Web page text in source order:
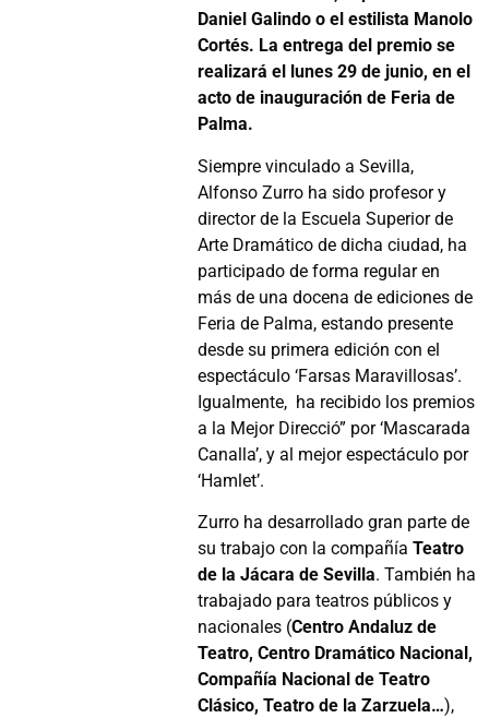
Daniel Galindo o el estilista Manolo
Cortés. La entrega del premio se
realizará el lunes 29 de junio, en el
acto de inauguración de Feria de
Palma.
Siempre vinculado a Sevilla,
Alfonso Zurro ha sido profesor y
director de la Escuela Superior de
Arte Dramático de dicha ciudad, ha
participado de forma regular en
más de una docena de ediciones de
Feria de Palma, estando presente
desde su primera edición con el
espectáculo ‘Farsas Maravillosas’.
Igualmente, ha recibido los premios
a la Mejor Direcció” por ‘Mascarada
Canalla’, y al mejor espectáculo por
‘Hamlet’.
Zurro ha desarrollado gran parte de
su trabajo con la compañíaTeatro
de la Jácara de Sevilla. También ha
trabajado para teatros públicos y
nacionales (Centro Andaluz de
Teatro, Centro Dramático Nacional,
Compañía Nacional de Teatro
Clásico, Teatro de la Zarzuela…),